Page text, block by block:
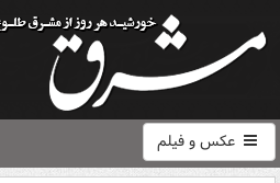
عکس و فیلم